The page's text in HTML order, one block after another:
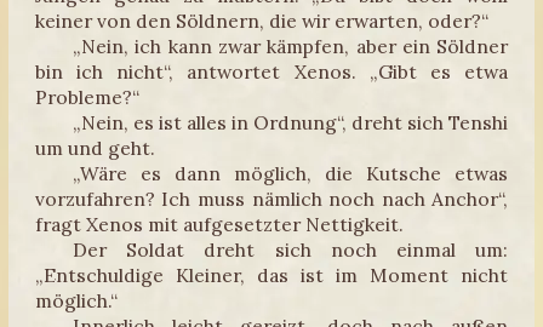
keiner von den Söldnern, die wir erwarten, oder?“
„Nein, ich kann zwar kämpfen, aber ein Söldner
bin ich nicht“, antwortet Xenos. „Gibt es etwa
Probleme?“
„Nein, es ist alles in Ordnung“, dreht sich Tenshi
um und geht.
„Wäre es dann möglich, die Kutsche etwas
vorzufahren? Ich muss nämlich noch nach Anchor“,
fragt Xenos mit aufgesetzter Nettigkeit.
Der Soldat dreht sich noch einmal um:
„Entschuldige Kleiner, das ist im Moment nicht
möglich.“